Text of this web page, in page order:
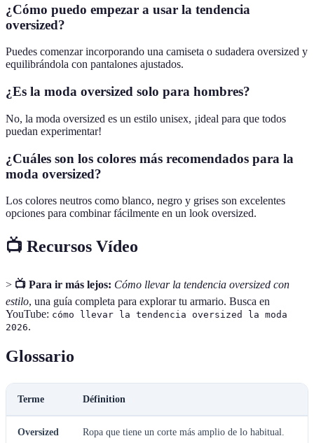
¿Cómo puedo empezar a usar la tendencia
oversized?
Puedes comenzar incorporando una camiseta o sudadera oversized y
equilibrándola con pantalones ajustados.
¿Es la moda oversized solo para hombres?
No, la moda oversized es un estilo unisex, ¡ideal para que todos
puedan experimentar!
¿Cuáles son los colores más recomendados para la
moda oversized?
Los colores neutros como blanco, negro y grises son excelentes
opciones para combinar fácilmente en un look oversized.
📺 Recursos Vídeo
> 📺 Para ir más lejos: Cómo llevar la tendencia oversized con
estilo, una guía completa para explorar tu armario. Busca en
YouTube: cómo llevar la tendencia oversized la moda
2026.
Glossario
Terme Définition
Oversized Ropa que tiene un corte más amplio de lo habitual.